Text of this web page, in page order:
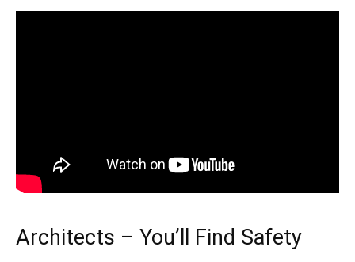
Architects – You’ll Find Safety